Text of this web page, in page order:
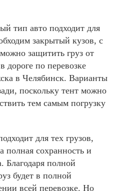
тип авто подходит для
закрытый кузов, с
защитить груз от
дороге по перевозке
в Челябинск. Варианты
поскольку тент можно
тем самым погрузку
для тех грузов,
полная сохранность и
Благодаря полной
будет в полной
всей перевозке. Но